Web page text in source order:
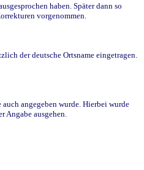
haben. Später dann so
vorgenommen.
der deutsche Ortsname eingetragen.
angegeben wurde. Hierbei wurde
ausgehen.